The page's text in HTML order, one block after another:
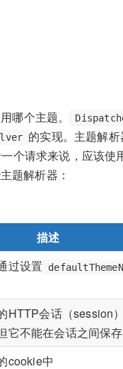
哪个主题。
的实现。主题解
个请求来说，应该使
题解析器：
描述
过设置
HTTP会话（session
它不能在会话之间保存
cookie中